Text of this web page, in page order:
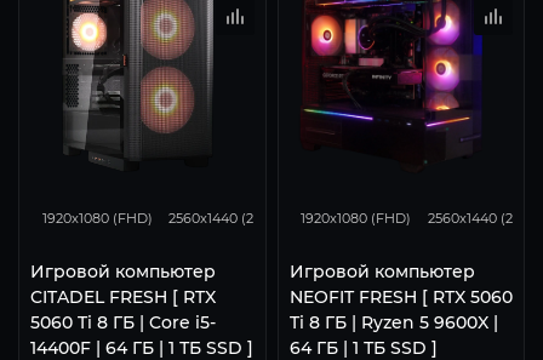
1920x1080 (FHD) 2560x1440 (2K) 3840x2160 (4K)
Игровой компьютер
CITADEL FRESH [ RTX
5060 Ti 8 ГБ | Core i5-
14400F | 64 ГБ | 1 ТБ SSD ]
1920x1080 (FHD) 2560x1440 (2K)
Игровой компьютер
NEOFIT FRESH [ RTX 5060
Ti 8 ГБ | Ryzen 5 9600X |
64 ГБ | 1 ТБ SSD ]